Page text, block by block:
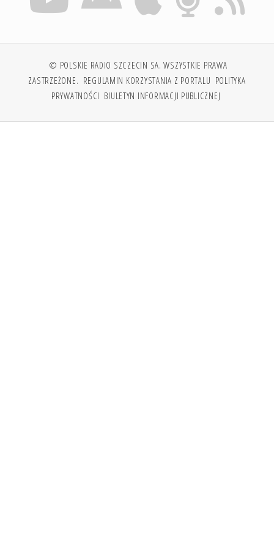
© POLSKIE RADIO SZCZECIN SA. WSZYSTKIE PRAWA
ZASTRZEŻONE. REGULAMIN KORZYSTANIA Z PORTALU POLITYKA
PRYWATNOŚCI BIULETYN INFORMACJI PUBLICZNEJ